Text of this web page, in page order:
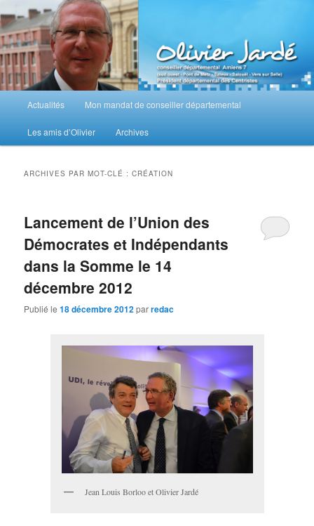
au
contenu
principal
au
contenu
secondaire
u
Actualités Mon mandat de conseiller départemental
Les amis d’Olivier Archives
ARCHIVES PAR MOT-CLÉ :CRÉATION
Lancement de l’Union des
Démocrates et Indépendants
dans la Somme le 14
décembre 2012
Publié le18 décembre 2012parredac
Jean Louis Borloo et Olivier Jardé